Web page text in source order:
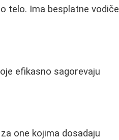
telo. Ima besplatne vodiče
efikasno sagorevaju
one kojima dosadaju